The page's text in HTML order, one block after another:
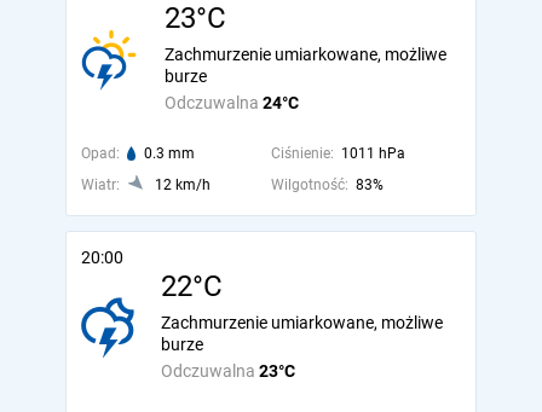
23°C
Odczuwalna 24°C
Zachmurzenie umiarkowane, możliwe
burze
Opad: 0.3 mm Ciśnienie: 1011 hPa
Wiatr:
12 km/h Wilgotność: 83%
20:00
22°C
Odczuwalna 23°C
Zachmurzenie umiarkowane, możliwe
burze